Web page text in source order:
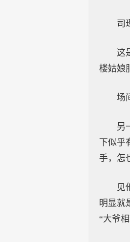
司
这
楼姑娘
场
另
下似
手，怎
见
明显就
“大爷